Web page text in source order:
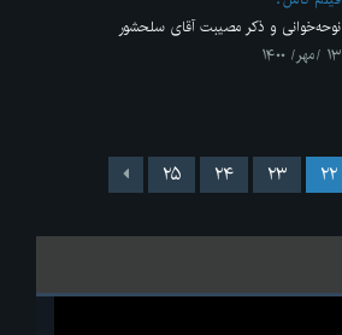
نوحه‌خوانی و ذکر مصیبت آقای سلحشور
۱۳ /مهر/ ۱۴۰۰
۲۲ ۲۳ ۲۴ ۲۵